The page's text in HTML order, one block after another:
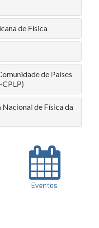
de Física
de Países
CPLP)
de Física da
Eventos